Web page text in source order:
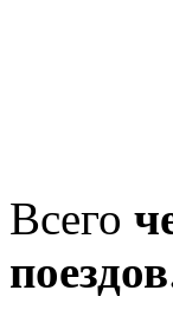
Всего
поездов